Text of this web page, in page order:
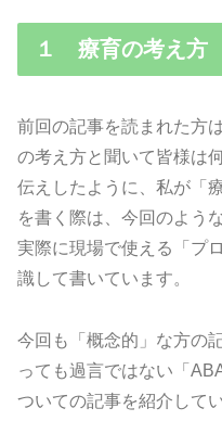
１ 療育の考え方
前回の記事を読まれた方
の考え方と聞いて皆様は
伝えしたように、私が「
を書く際は、今回のよう
実際に現場で使える「プ
識して書いています。
今回も「概念的」な方の
っても過言ではない「
ついての記事を紹介して